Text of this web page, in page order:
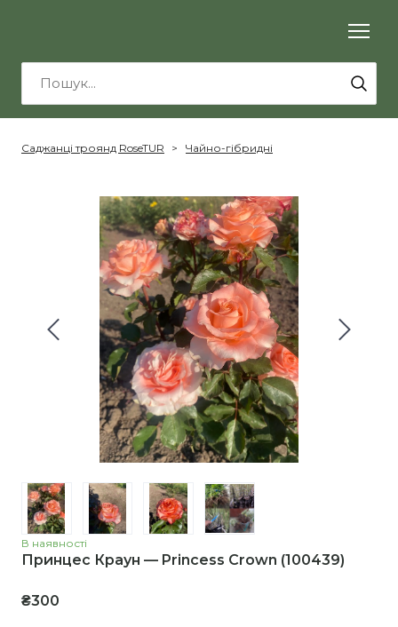
Саджанці троянд RoseTUR Чайно-гібридні
В наявності
Принцес Краун — Princess Crown (100439)
₴300